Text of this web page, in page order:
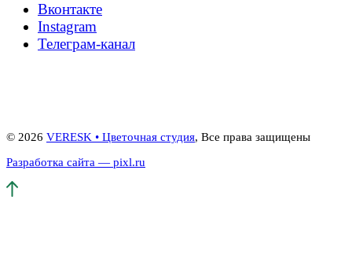
Вконтакте
Instagram
Телеграм-канал
© 2026 VERESK • Цветочная студия, Все права защищены
Разработка сайта — pixl.ru